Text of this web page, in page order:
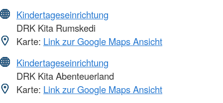
Kindertageseinrichtung
DRK Kita Rumskedi
Karte: Link zur Google Maps Ansicht
Kindertageseinrichtung
DRK Kita Abenteuerland
Karte: Link zur Google Maps Ansicht